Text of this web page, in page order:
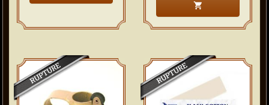
shopping_cart